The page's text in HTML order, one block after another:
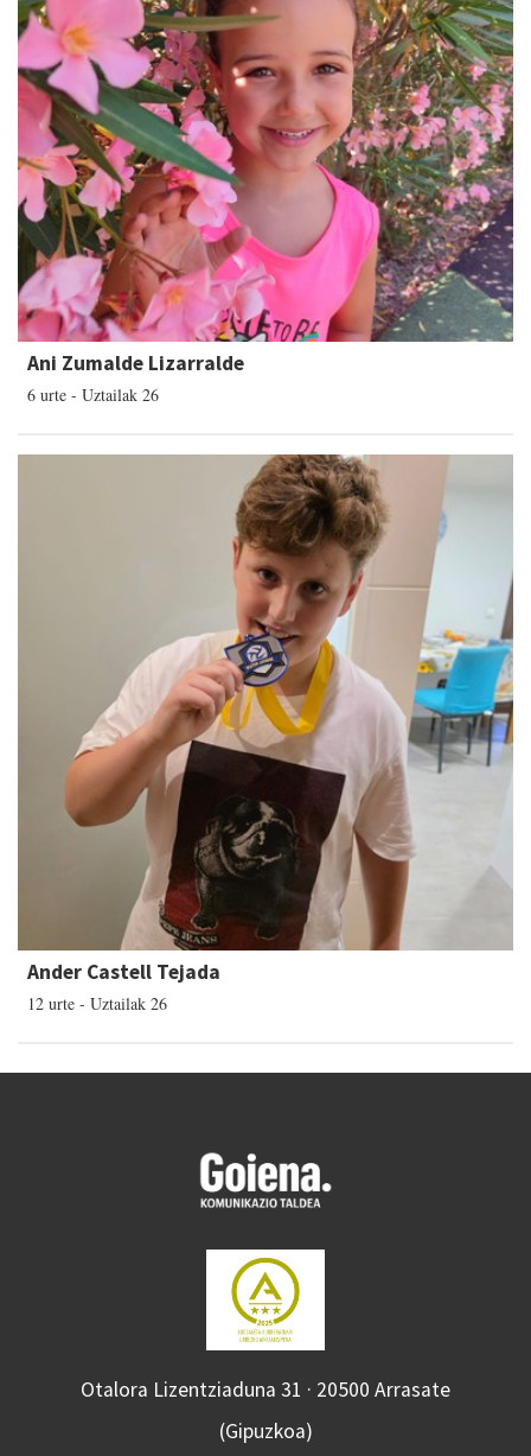
Ani Zumalde Lizarralde
6 urte - Uztailak 26
Ander Castell Tejada
12 urte - Uztailak 26
Otalora Lizentziaduna 31 · 20500 Arrasate
(Gipuzkoa)